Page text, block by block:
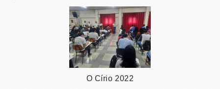
O Círio 2022